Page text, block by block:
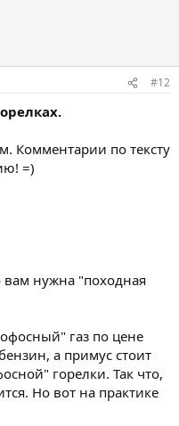
#12
Комментарии по тексту
=)
вам нужна "походная
газ по цене
а примус стоит
горелки. Так что,
Но вот на практике